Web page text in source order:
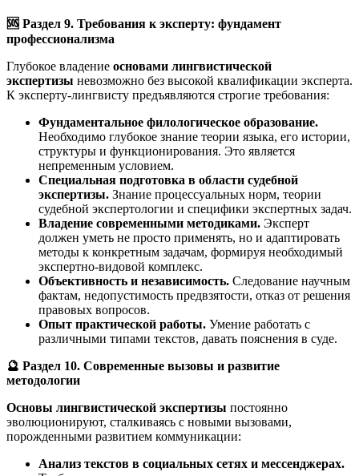
🆘 Раздел 9. Требования к эксперту: фундамент
профессионализма
Глубокое владение основами лингвистической
экспертизы невозможно без высокой квалификации эксперта.
К эксперту-лингвисту предъявляются строгие требования:
Фундаментальное филологическое образование.
Необходимо глубокое знание теории языка, его истории,
структуры и функционирования. Это является
непременным условием.
Специальная подготовка в области судебной
экспертизы. Знание процессуальных норм, теории
судебной экспертологии и специфики экспертных задач.
Владение современными методиками. Эксперт
должен уметь не просто применять, но и адаптировать
методы к конкретным задачам, формируя необходимый
экспертно-видовой комплекс.
Объективность и независимость. Следование научным
фактам, недопустимость предвзятости, отказ от решения
правовых вопросов.
Опыт практической работы. Умение работать с
различными типами текстов, давать пояснения в суде.
🔮 Раздел 10. Современные вызовы и развитие
методологии
Основы лингвистической экспертизы постоянно
эволюционируют, сталкиваясь с новыми вызовами,
порожденными развитием коммуникации:
Анализ текстов в социальных сетях и мессенджерах.